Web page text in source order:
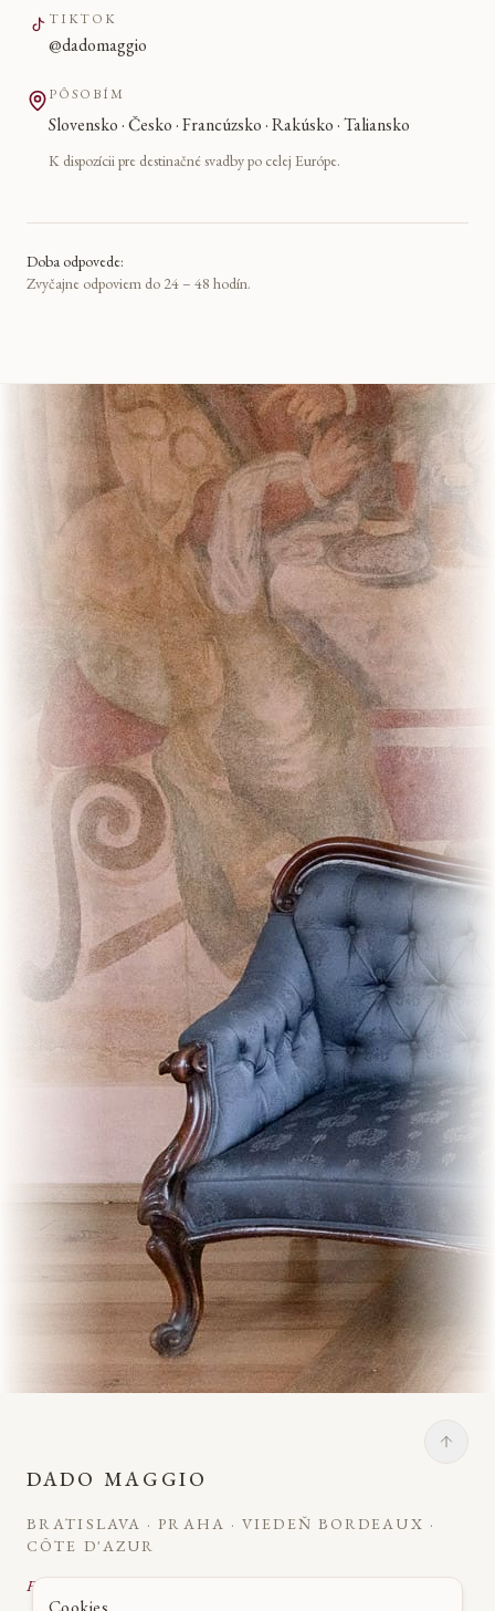
TIKTOK
@dadomaggio
PÔSOBÍM
Slovensko · Česko · Francúzsko · Rakúsko · Taliansko
K dispozícii pre destinačné svadby po celej Európe.
Doba odpovede:
Zvyčajne odpoviem do 24 – 48 hodín.
DADO MAGGIO
BRATISLAVA · PRAHA · VIEDEŇ BORDEAUX ·
CÔTE D'AZUR
Fine Art Svadobná Fotografia